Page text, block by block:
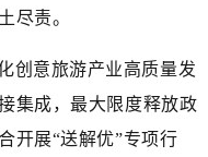
尽责。
创意旅游产业高质量发
集成，最大限度释放政
开展“送解优”专项行